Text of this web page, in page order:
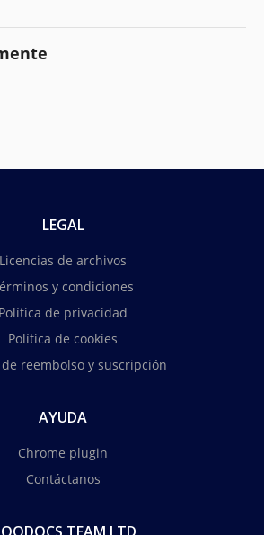
LEGAL
Licencias de archivos
y condiciones
Política de privacidad
Política de cookies
de reembolso y suscripción
AYUDA
Chrome plugin
Contáctanos